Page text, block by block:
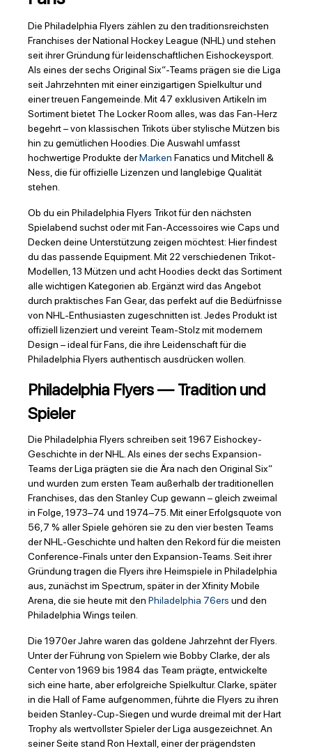
Die Philadelphia Flyers zählen zu den traditionsreichsten
Franchises der National Hockey League (NHL) und stehen
seit ihrer Gründung für leidenschaftlichen Eishockeysport.
Als eines der sechs Original Six“-Teams prägen sie die Liga
seit Jahrzehnten mit einer einzigartigen Spielkultur und
einer treuen Fangemeinde. Mit 47 exklusiven Artikeln im
Sortiment bietet The Locker Room alles, was das Fan-Herz
begehrt – von klassischen Trikots über stylische Mützen bis
hin zu gemütlichen Hoodies. Die Auswahl umfasst
hochwertige Produkte derMarken Fanatics und Mitchell &
Ness, die für offizielle Lizenzen und langlebige Qualität
stehen.
Ob du ein Philadelphia Flyers Trikot für den nächsten
Spielabend suchst oder mit Fan-Accessoires wie Caps und
Decken deine Unterstützung zeigen möchtest: Hier findest
du das passende Equipment. Mit 22 verschiedenen Trikot-
Modellen, 13 Mützen und acht Hoodies deckt das Sortiment
alle wichtigen Kategorien ab. Ergänzt wird das Angebot
durch praktisches Fan Gear, das perfekt auf die Bedürfnisse
von NHL-Enthusiasten zugeschnitten ist. Jedes Produkt ist
offiziell lizenziert und vereint Team-Stolz mit modernem
Design – ideal für Fans, die ihre Leidenschaft für die
Philadelphia Flyers authentisch ausdrücken wollen.
Philadelphia Flyers — Tradition und
Spieler
Die Philadelphia Flyers schreiben seit 1967 Eishockey-
Geschichte in der NHL. Als eines der sechs Expansion-
Teams der Liga prägten sie die Ära nach den Original Six“
und wurden zum ersten Team außerhalb der traditionellen
Franchises, das den Stanley Cup gewann – gleich zweimal
in Folge, 1973–74 und 1974–75. Mit einer Erfolgsquote von
56,7 % aller Spiele gehören sie zu den vier besten Teams
der NHL-Geschichte und halten den Rekord für die meisten
Conference-Finals unter den Expansion-Teams. Seit ihrer
Gründung tragen die Flyers ihre Heimspiele in Philadelphia
aus, zunächst im Spectrum, später in der Xfinity Mobile
Arena, die sie heute mit den Philadelphia 76ers und den
Philadelphia Wings teilen.
Die 1970er Jahre waren das goldene Jahrzehnt der Flyers.
Unter der Führung von Spielern wie Bobby Clarke, der als
Center von 1969 bis 1984 das Team prägte, entwickelte
sich eine harte, aber erfolgreiche Spielkultur. Clarke, später
in die Hall of Fame aufgenommen, führte die Flyers zu ihren
beiden Stanley-Cup-Siegen und wurde dreimal mit der Hart
Trophy als wertvollster Spieler der Liga ausgezeichnet. An
seiner Seite stand Ron Hextall, einer der prägendsten